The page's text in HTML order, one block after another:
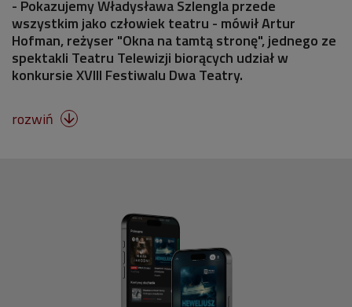
- Pokazujemy Władysława Szlengla przede
wszystkim jako człowiek teatru - mówił Artur
Hofman, reżyser "Okna na tamtą stronę", jednego ze
spektakli Teatru Telewizji biorących udział w
konkursie XVIII Festiwalu Dwa Teatry.
rozwiń 